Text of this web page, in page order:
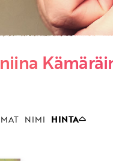
SISÄÄN
asiakkaamme?
NIMI HINTA